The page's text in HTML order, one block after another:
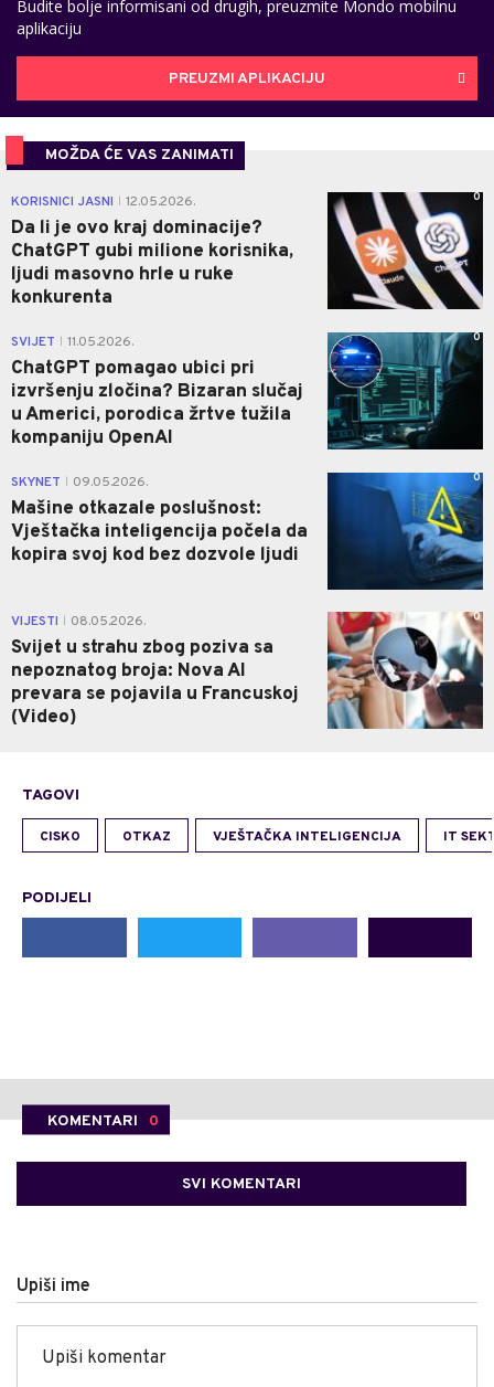
Budite bolje informisani od drugih, preuzmite Mondo mobilnu
aplikaciju
PREUZMI APLIKACIJU
MOŽDA ĆE VAS ZANIMATI
KORISNICI JASNI 12.05.2026.
Da li je ovo kraj dominacije?
ChatGPT gubi milione korisnika,
ljudi masovno hrle u ruke
konkurenta
0
SVIJET 11.05.2026.
ChatGPT pomagao ubici pri
izvršenju zločina? Bizaran slučaj
u Americi, porodica žrtve tužila
kompaniju OpenAI
0
SKYNET 09.05.2026.
Mašine otkazale poslušnost:
Vještačka inteligencija počela da
kopira svoj kod bez dozvole ljudi
0
VIJESTI 08.05.2026.
Svijet u strahu zbog poziva sa
nepoznatog broja: Nova AI
prevara se pojavila u Francuskoj
(Video)
0
TAGOVI
CISKO OTKAZ VJEŠTAČKA INTELIGENCIJA IT
PODIJELI
KOMENTARI 0
SVI KOMENTARI
Upiši ime